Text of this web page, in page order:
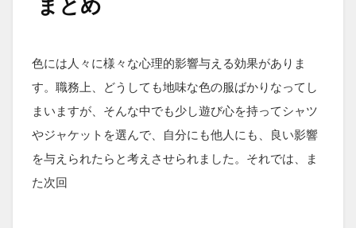
色には人々に様々な心理的影響与える効果がありま
す。職務上、どうしても地味な色の服ばかりなってし
まいますが、そんな中でも少し遊び心を持ってシャツ
やジャケットを選んで、自分にも他人にも、良い影響
を与えられたらと考えさせられました。それでは、ま
た次回